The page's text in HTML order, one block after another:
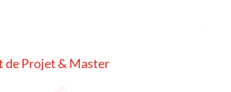
de Projet & Master